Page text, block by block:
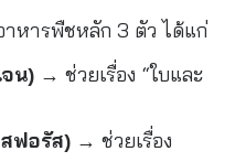
ยม
ข้าใจง่าย
เหมาะกับพืช
บ)
หารพืชหลัก 3 ตัว ได้แก่
น) → ช่วยเรื่อง “ใบและ
ฟอรัส) → ช่วยเรื่อง